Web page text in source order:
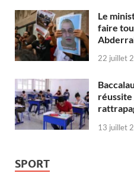
Le
faire
22 juillet
réussite
13 juillet
SPORT